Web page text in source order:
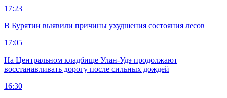
17:23
В Бурятии выявили причины ухудшения состояния лесов
17:05
На Центральном кладбище Улан-Удэ продолжают
восстанавливать дорогу после сильных дождей
16:30